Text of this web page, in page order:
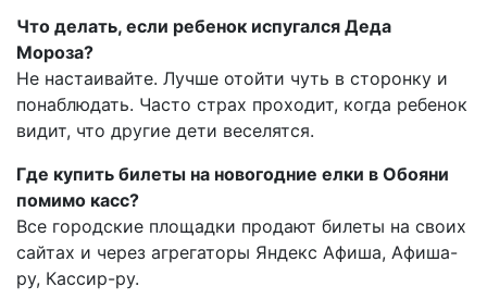
Что делать, если ребенок испугался Деда
Мороза?
Не настаивайте. Лучше отойти чуть в сторонку и
понаблюдать. Часто страх проходит, когда ребенок
видит, что другие дети веселятся.
Где купить билеты на новогодние елки в Обояни
помимо касс?
Все городские площадки продают билеты на своих
сайтах и через агрегаторы Яндекс Афиша, Афиша-
ру, Кассир-ру.